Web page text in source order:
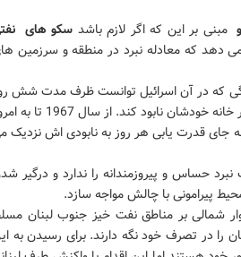
مبنی بر این که اگر لازم باشد سکو های
دهد که معادله نبرد در منطقه و سرزمین
که در آن اسرائیل توانست ظرف مدت شش
به مقاصد خود برسد و ارتش کشورهای عربی را در خانه خودشان نابود کند. از
است که به جای قدرت یابی هر روز به نابودی اش نزدیک
نبرد حساس و پیروزمندانه را ندارد و درگیر
پیرامونی با چالش مواجه سازد.
شمالی بر مناطق نفت خیز جنوب لبنان
را در تصرف خود نگه دارند. برای رسیدن به